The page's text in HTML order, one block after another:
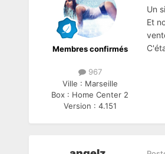
Membres confirmés
967
Ville : Marseille
Box : Home Center 2
Version : 4.151
Un
Et